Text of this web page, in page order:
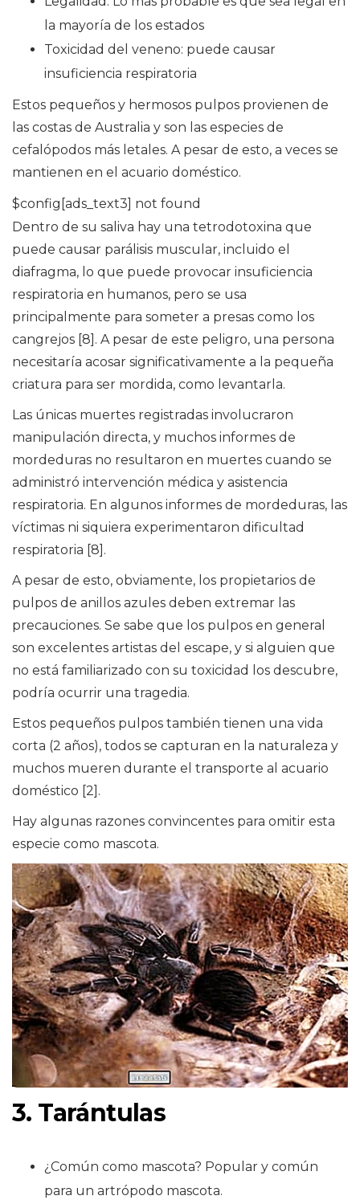
la mayoría de los estados
Toxicidad del veneno: puede causar
insuficiencia respiratoria
Estos pequeños y hermosos pulpos provienen de
las costas de Australia y son las especies de
cefalópodos más letales. A pesar de esto, a veces se
mantienen en el acuario doméstico.
$config[ads_text3] not found
Dentro de su saliva hay una tetrodotoxina que
puede causar parálisis muscular, incluido el
diafragma, lo que puede provocar insuficiencia
respiratoria en humanos, pero se usa
principalmente para someter a presas como los
cangrejos [8]. A pesar de este peligro, una persona
necesitaría acosar significativamente a la pequeña
criatura para ser mordida, como levantarla.
Las únicas muertes registradas involucraron
manipulación directa, y muchos informes de
mordeduras no resultaron en muertes cuando se
administró intervención médica y asistencia
respiratoria. En algunos informes de mordeduras, las
víctimas ni siquiera experimentaron dificultad
respiratoria [8].
A pesar de esto, obviamente, los propietarios de
pulpos de anillos azules deben extremar las
precauciones. Se sabe que los pulpos en general
son excelentes artistas del escape, y si alguien que
no está familiarizado con su toxicidad los descubre,
podría ocurrir una tragedia.
Estos pequeños pulpos también tienen una vida
corta (2 años), todos se capturan en la naturaleza y
muchos mueren durante el transporte al acuario
doméstico [2].
Hay algunas razones convincentes para omitir esta
especie como mascota.
3. Tarántulas
¿Común como mascota? Popular y común
para un artrópodo mascota.